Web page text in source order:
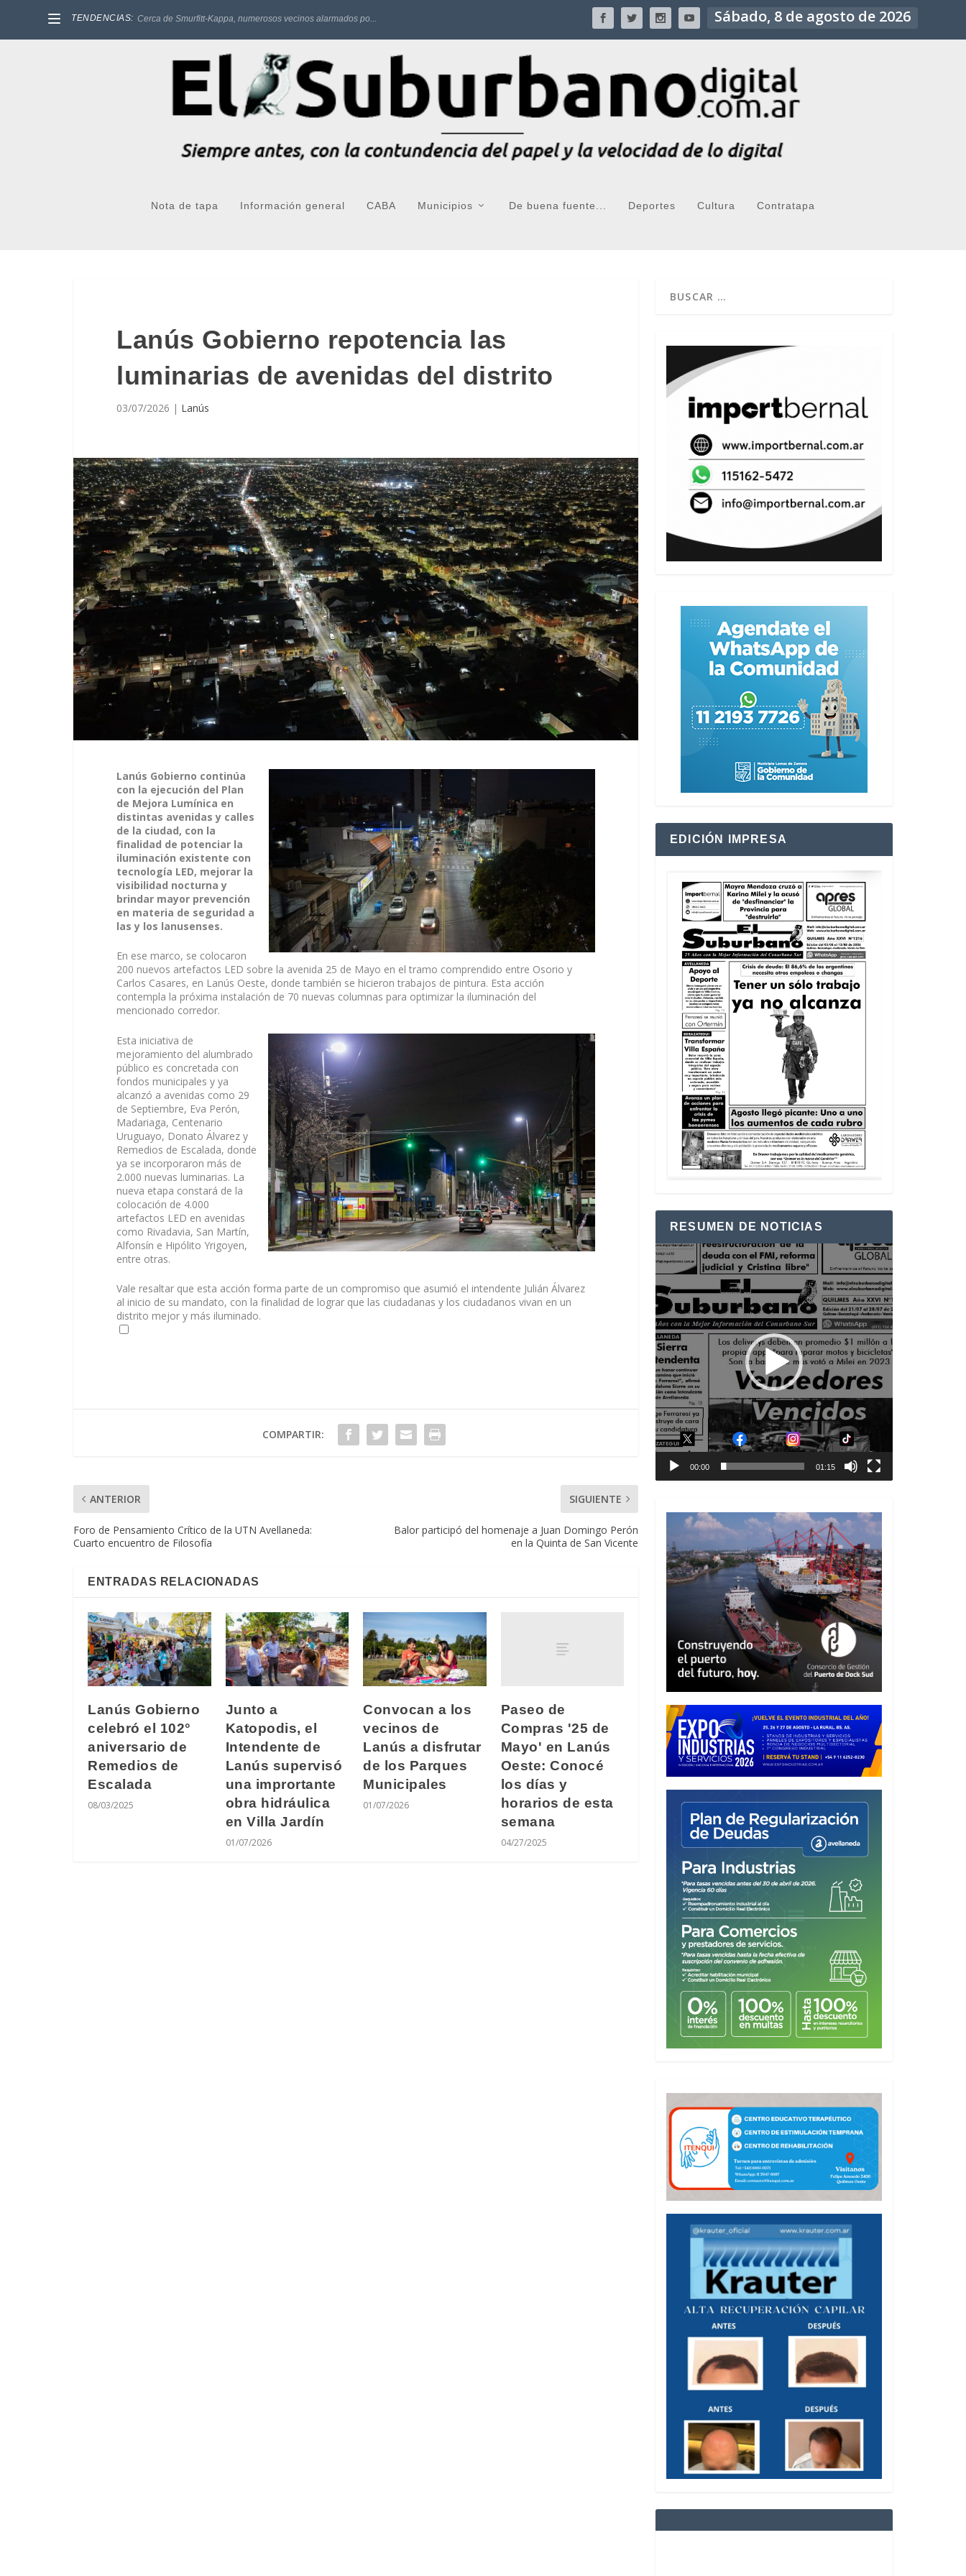
TENDENCIAS: Cerca de Smurfitt-Kappa, numerosos vecinos alarmados po... Sábado, 8 de agosto de 2026
Nota de tapa Información general CABA Municipios De buena fuente... Deportes Cultura Contratapa
Lanús Gobierno repotencia las
luminarias de avenidas del distrito
03/07/2026 | Lanús
Lanús Gobierno continúa
con la ejecución del Plan
de Mejora Lumínica en
distintas avenidas y calles
de la ciudad, con la
finalidad de potenciar la
iluminación existente con
tecnología LED, mejorar la
visibilidad nocturna y
brindar mayor prevención
en materia de seguridad a
las y los lanusenses.
En ese marco, se colocaron
200 nuevos artefactos LED sobre la avenida 25 de Mayo en el tramo comprendido entre Osorio y
Carlos Casares, en Lanús Oeste, donde también se hicieron trabajos de pintura. Esta acción
contempla la próxima instalación de 70 nuevas columnas para optimizar la iluminación del
mencionado corredor.
Esta iniciativa de
mejoramiento del alumbrado
público es concretada con
fondos municipales y ya
alcanzó a avenidas como 29
de Septiembre, Eva Perón,
Madariaga, Centenario
Uruguayo, Donato Álvarez y
Remedios de Escalada, donde
ya se incorporaron más de
2.000 nuevas luminarias. La
nueva etapa constará de la
colocación de 4.000
artefactos LED en avenidas
como Rivadavia, San Martín,
Alfonsín e Hipólito Yrigoyen,
entre otras.
Vale resaltar que esta acción forma parte de un compromiso que asumió el intendente Julián Álvarez
al inicio de su mandato, con la finalidad de lograr que las ciudadanas y los ciudadanos vivan en un
distrito mejor y más iluminado.
COMPARTIR:
ANTERIOR
Foro de Pensamiento Crítico de la UTN Avellaneda:
Cuarto encuentro de Filosofía
SIGUIENTE
Balor participó del homenaje a Juan Domingo Perón
en la Quinta de San Vicente
ENTRADAS RELACIONADAS
Lanús Gobierno
celebró el 102°
aniversario de
Remedios de
Escalada
08/03/2025
Junto a
Katopodis, el
Intendente de
Lanús supervisó
una imprortante
obra hidráulica
en Villa Jardín
01/07/2026
Convocan a los
vecinos de
Lanús a disfrutar
de los Parques
Municipales
01/07/2026
Paseo de
Compras '25 de
Mayo' en Lanús
Oeste: Conocé
los días y
horarios de esta
semana
04/27/2025
EDICIÓN IMPRESA
RESUMEN DE NOTICIAS
Reproductor
de
vídeo
00:00 01:15